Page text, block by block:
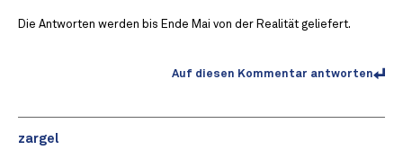
Die Antworten werden bis Ende Mai von der Realität geliefert.
Auf diesen Kommentar antworten
zargel